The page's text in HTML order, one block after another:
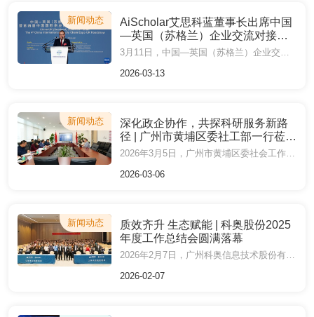
新闻动态
AiScholar艾思科蓝董事长出席中国
—英国（苏格兰）企业交流对接
会，助力全球科研学术协同发展 3月11日，中国—英国（苏格兰）企业交流对接会暨第四届中国国际供应链促进博览会英国推介会在爱丁堡举行。中英政商学界代表100余人参会，讨论双边经贸合作新机遇。AiScholar艾思科蓝董事长刘国兴应邀参加本次大会，与各界代表交流探讨人工智能与科研学术融合发展的国际合作新路径。
2026-03-13
新闻动态
深化政企协作，共探科研服务新路
径 | 广州市黄埔区委社工部一行莅临
科奥股份调研
2026年3月5日，广州市黄埔区委社会工作部部长陈文聪，副部长黄华丽，生物岛管委会党委书记王洋等一行莅临广州科奥信息技术股份有限公司（以下简称“科奥股份”）调研指导。科奥股份董事长刘国兴、科研成果转化部总监吴婉君热情接待并陪同交流。
2026-03-06
新闻动态
质效齐升 生态赋能 | 科奥股份2025
年度工作总结会圆满落幕
2026年2月7日，广州科奥信息技术股份有限公司（以下简称“科奥股份”）2025年度工作总结会议在广州举行。本次会议以“质效齐升，生态赋能”为主题，全面复盘2025年工作成果与存在问题，系统部署2026年发展方向与举措，凝聚全体员工力量，推动科研服务质效升级和生态赋能深度融合，助力构建一流科研学术服务生态圈。科奥股份全体员工齐聚一堂，共赴这场总结过往、谋划未来的年度盛会。
2026-02-07